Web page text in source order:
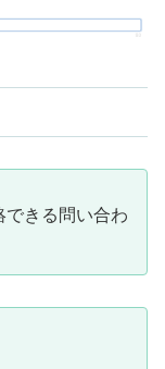
きる問い合わ